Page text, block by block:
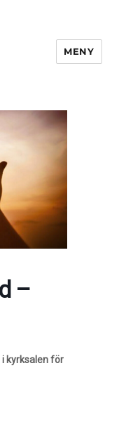
MENY
–
i kyrksalen för